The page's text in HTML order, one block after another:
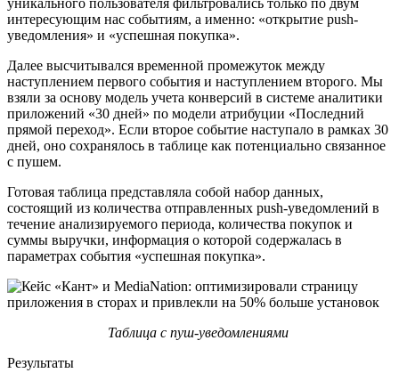
интересующим нас событиям, а именно: «открытие push-
уведомления»‎ и «успешная покупка»‎.
Далее высчитывался временной промежуток между
наступлением первого события и наступлением второго. Мы
взяли за основу модель учета конверсий в системе аналитики
приложений «30 дней»‎ по модели атрибуции «Последний
прямой переход»‎. Если второе событие наступало в рамках 30
дней, оно сохранялось в таблице как потенциально связанное
с пушем.
Готовая таблица представляла собой набор данных,
состоящий из количества отправленных push-уведомлений в
течение анализируемого периода, количества покупок и
суммы выручки, информация о которой содержалась в
параметрах события «успешная покупка»‎.
Таблица с пуш-уведомлениями
Результаты